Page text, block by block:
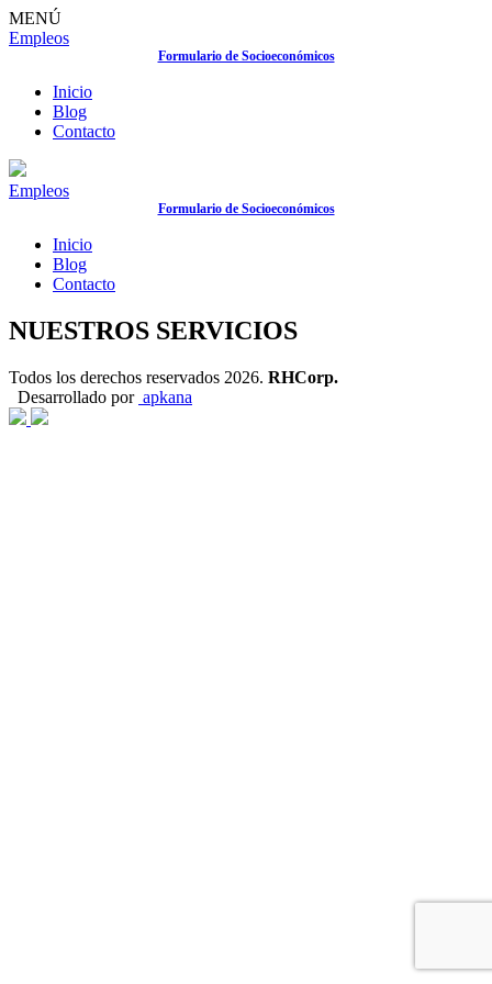
MENÚ
Empleos
Formulario de Socioeconómicos
Inicio
Blog
Contacto
Empleos
Formulario de Socioeconómicos
Inicio
Blog
Contacto
NUESTROS SERVICIOS
Todos los derechos reservados 2026. RHCorp.
Desarrollado por apkana